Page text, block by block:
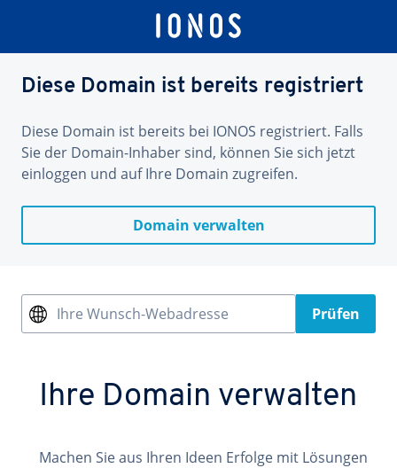
Diese Domain ist bereits registriert
Diese Domain ist bereits bei IONOS registriert. Falls
Sie der Domain-Inhaber sind, können Sie sich jetzt
einloggen und auf Ihre Domain zugreifen.
Domain verwalten
Ihre Wunsch-Webadresse Prüfen
Ihre Domain verwalten
Machen Sie aus Ihren Ideen Erfolge mit Lösungen